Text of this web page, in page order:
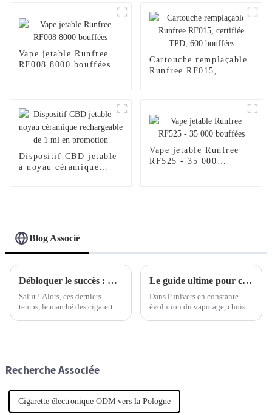
Vape jetable Runfree
RF008 8000 bouffées
Cartouche remplaçable
Runfree RF015,
Dispositif CBD jetable
à noyau céramique
Vape jetable Runfree
RF525 - 35 000
Blog Associé
Débloquer le succès : Guide du débutant pour lancer sa propre marque de cigarettes électroniques en marque blanche
Salut ! Alors, ces derniers
temps, le marché des cigarettes
Le guide ultime pour choisir la cigarette électronique jetable qui correspond à vos besoins
Dans l'univers en constante
évolution du vapotage, choisir
Recherche Associée
Cigarette électronique ODM vers la Pologne